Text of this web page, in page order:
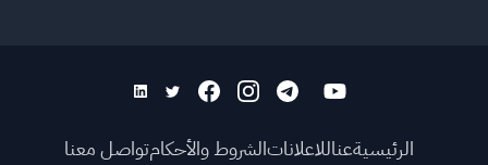
الرئيسيةعناللاعلاناتالشروط والأحكامتواصل معنا